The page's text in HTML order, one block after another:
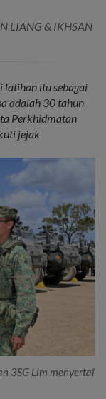
LIANG & IKHSAN
latihan itu sebagai
adalah 30 tahun
Perkhidmatan
jejak
3SG Lim menyertai